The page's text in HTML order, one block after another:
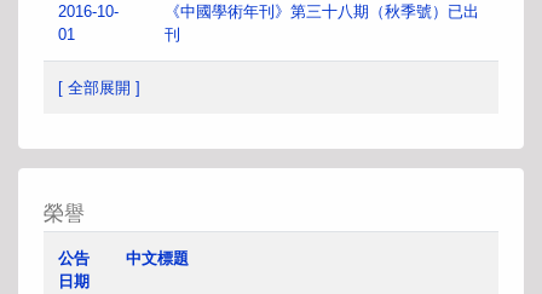
2016-10-
01
《中國學術年刊》第三十八期（秋季號）已出
刊
[ 全部展開 ]
榮譽
公告
日期
中文標題